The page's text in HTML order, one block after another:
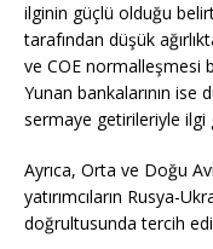
ilginin güçlü olduğu
tarafından düşük
ve COE normalleşmesi
Yunan bankalarının
sermaye getirileriyle
Ayrıca, Orta ve Doğu
yatırımcıların Rusya-
doğrultusunda tercih